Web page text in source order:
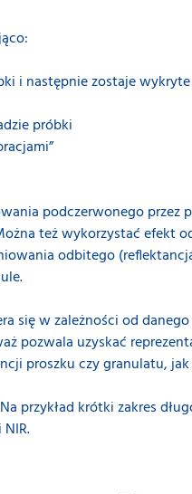
i następnie zostaje
próbki
podczerwonego przez
też wykorzystać efekt
odbitego
się w zależności od
pozwala uzyskać
proszku czy granulatu,
przykład krótki zakres